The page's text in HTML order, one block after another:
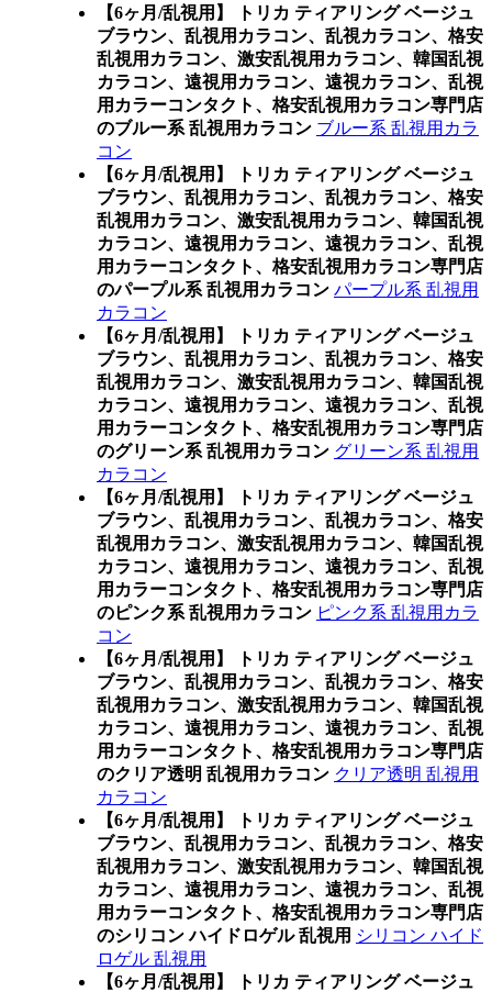
【6ヶ月/乱視用】 トリカ ティアリング ベージュ
ブラウン、乱視用カラコン、乱視カラコン、格安
乱視用カラコン、激安乱視用カラコン、韓国乱視
カラコン、遠視用カラコン、遠視カラコン、乱視
用カラーコンタクト、格安乱視用カラコン専門店
のブルー系 乱視用カラコン ブルー系 乱視用カラ
コン
【6ヶ月/乱視用】 トリカ ティアリング ベージュ
ブラウン、乱視用カラコン、乱視カラコン、格安
乱視用カラコン、激安乱視用カラコン、韓国乱視
カラコン、遠視用カラコン、遠視カラコン、乱視
用カラーコンタクト、格安乱視用カラコン専門店
のパープル系 乱視用カラコン パープル系 乱視用
カラコン
【6ヶ月/乱視用】 トリカ ティアリング ベージュ
ブラウン、乱視用カラコン、乱視カラコン、格安
乱視用カラコン、激安乱視用カラコン、韓国乱視
カラコン、遠視用カラコン、遠視カラコン、乱視
用カラーコンタクト、格安乱視用カラコン専門店
のグリーン系 乱視用カラコン グリーン系 乱視用
カラコン
【6ヶ月/乱視用】 トリカ ティアリング ベージュ
ブラウン、乱視用カラコン、乱視カラコン、格安
乱視用カラコン、激安乱視用カラコン、韓国乱視
カラコン、遠視用カラコン、遠視カラコン、乱視
用カラーコンタクト、格安乱視用カラコン専門店
のピンク系 乱視用カラコン ピンク系 乱視用カラ
コン
【6ヶ月/乱視用】 トリカ ティアリング ベージュ
ブラウン、乱視用カラコン、乱視カラコン、格安
乱視用カラコン、激安乱視用カラコン、韓国乱視
カラコン、遠視用カラコン、遠視カラコン、乱視
用カラーコンタクト、格安乱視用カラコン専門店
のクリア透明 乱視用カラコン クリア透明 乱視用
カラコン
【6ヶ月/乱視用】 トリカ ティアリング ベージュ
ブラウン、乱視用カラコン、乱視カラコン、格安
乱視用カラコン、激安乱視用カラコン、韓国乱視
カラコン、遠視用カラコン、遠視カラコン、乱視
用カラーコンタクト、格安乱視用カラコン専門店
のシリコン ハイドロゲル 乱視用 シリコン ハイド
ロゲル 乱視用
【6ヶ月/乱視用】 トリカ ティアリング ベージュ